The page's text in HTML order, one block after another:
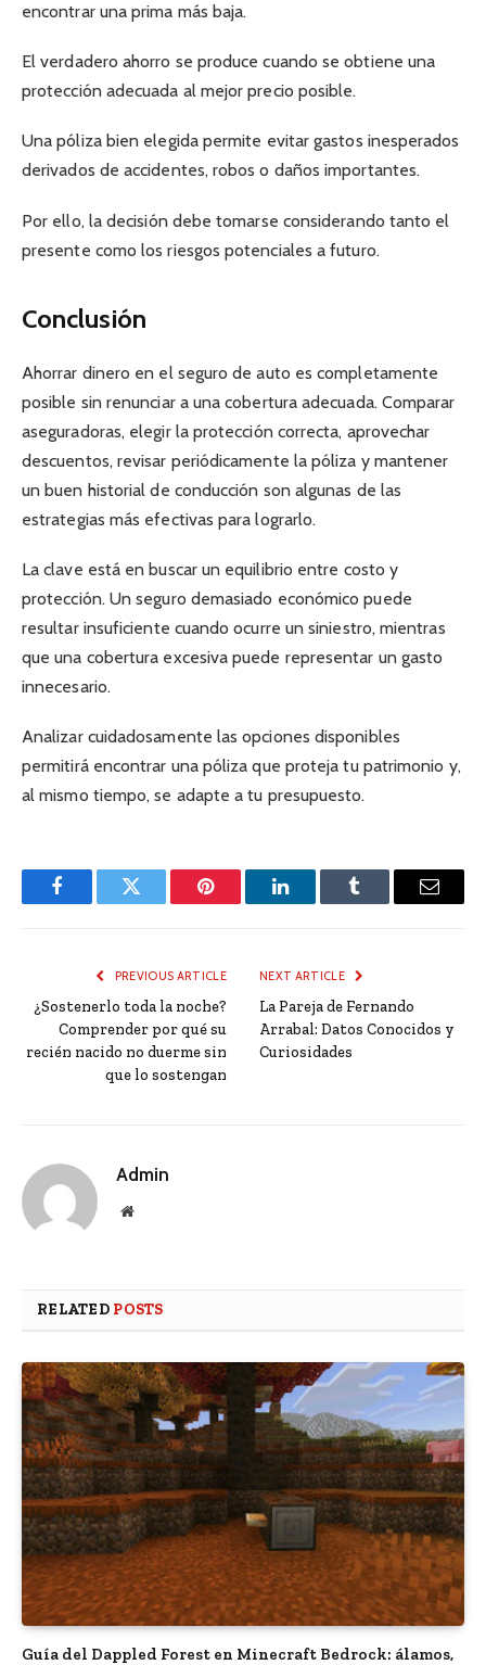
encontrar una prima más baja.
El verdadero ahorro se produce cuando se obtiene una
protección adecuada al mejor precio posible.
Una póliza bien elegida permite evitar gastos inesperados
derivados de accidentes, robos o daños importantes.
Por ello, la decisión debe tomarse considerando tanto el
presente como los riesgos potenciales a futuro.
Conclusión
Ahorrar dinero en el seguro de auto es completamente
posible sin renunciar a una cobertura adecuada. Comparar
aseguradoras, elegir la protección correcta, aprovechar
descuentos, revisar periódicamente la póliza y mantener
un buen historial de conducción son algunas de las
estrategias más efectivas para lograrlo.
La clave está en buscar un equilibrio entre costo y
protección. Un seguro demasiado económico puede
resultar insuficiente cuando ocurre un siniestro, mientras
que una cobertura excesiva puede representar un gasto
innecesario.
Analizar cuidadosamente las opciones disponibles
permitirá encontrar una póliza que proteja tu patrimonio y,
al mismo tiempo, se adapte a tu presupuesto.
FacebookTwitter Pinterest LinkedInTumblr Email
PREVIOUS ARTICLE
¿Sostenerlo toda la noche?
Comprender por qué su
recién nacido no duerme sin
que lo sostengan
NEXT ARTICLE
La Pareja de Fernando
Arrabal: Datos Conocidos y
Curiosidades
Admin
Website
RELATED POSTS
Guía del Dappled Forest en Minecraft Bedrock: álamos,